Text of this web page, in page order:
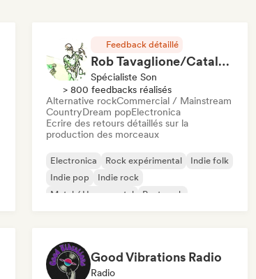
Feedback détaillé
Rob Tavaglione/Catalyst Recording
Spécialiste Son
> 800 feedbacks réalisés
Alternative rockCommercial / Mainstream
CountryDream popElectronica
Ecrire des retours détaillés sur la
production des morceaux
Electronica Rock expérimental
Indie folk
Indie pop
Indie rock
Metal / Heavy metal
Post punk
Good Vibrations Radio
Radio